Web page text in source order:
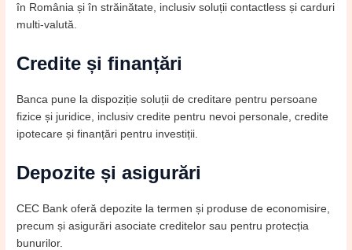
în România și în străinătate, inclusiv soluții contactless și carduri
multi-valută.
Credite și finanțări
Banca pune la dispoziție soluții de creditare pentru persoane
fizice și juridice, inclusiv credite pentru nevoi personale, credite
ipotecare și finanțări pentru investiții.
Depozite și asigurări
CEC Bank oferă depozite la termen și produse de economisire,
precum și asigurări asociate creditelor sau pentru protecția
bunurilor.